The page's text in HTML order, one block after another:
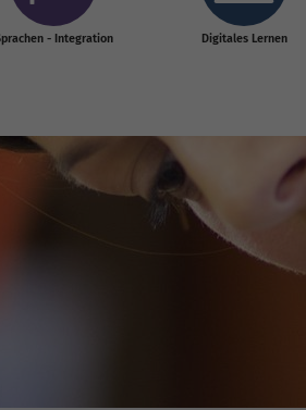
- Integration Digitales Lernen